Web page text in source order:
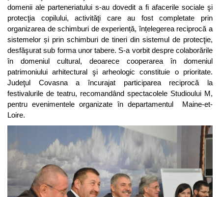
domenii ale parteneriatului s-au dovedit a fi afacerile sociale şi
protecţia copilului, activităţi care au fost completate prin
organizarea de schimburi de experiență, înțelegerea reciprocă a
sistemelor și prin schimburi de tineri din sistemul de protecţie,
desfăşurat sub forma unor tabere. S-a vorbit despre colaborările
în domeniul cultural, deoarece cooperarea în domeniul
patrimoniului arhitectural şi arheologic constituie o prioritate.
Judeţul Covasna a încurajat participarea reciprocă la
festivalurile de teatru, recomandând spectacolele Studioului M,
pentru evenimentele organizate în departamentul Maine-et-
Loire.